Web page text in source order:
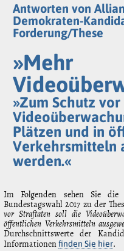
Antworten von
Demokraten-
Forderung/These
»Mehr
»Zum Schutz
Plätzen und in
Verkehrsmitteln
werden.«
Im Folgenden sehen Sie
Bundestagswahl 2017 zu der
vor Straftaten soll die
öffentlichen Verkehrsmitteln
Durchschnittswerte der
Informationenfinden Sie hier.